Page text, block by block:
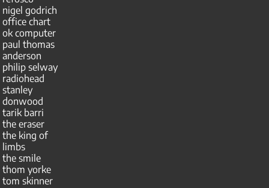
nigel godrich
office chart
ok computer
paul thomas
anderson
philip selway
radiohead
stanley
donwood
tarik barri
the eraser
the king of
limbs
the smile
thom yorke
tom skinner